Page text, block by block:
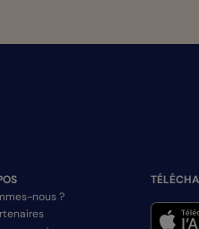
nous ?